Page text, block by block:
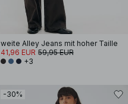
weite Alley Jeans mit hoher Taille
41,96 EUR 59,95 EUR
+3
-30%